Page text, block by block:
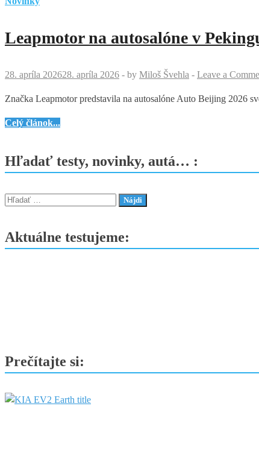
Leapmotor na autosalóne v
28. apríla 202628. apríla 2026 - by Miloš Švehla - Leave a
Značka Leapmotor predstavila na autosalóne Auto Beijing 2026
Leapmotor
v
ukázal
budúcnosť
nový
model
Celý článok...
Hľadať testy, novinky, autá… :
Hľadať:
Aktuálne testujeme:
Prečítajte si: